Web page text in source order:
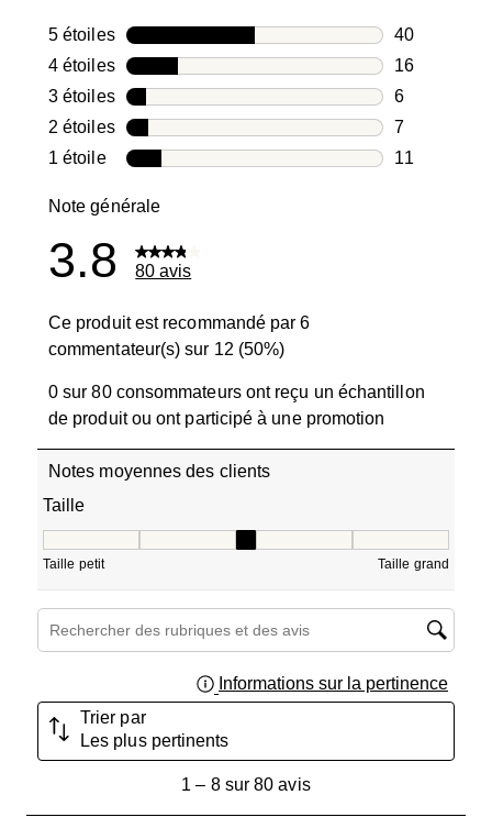
5 étoilesétoiles
40
40 avis
4 étoilesétoiles
16
16 avis
3 étoilesétoiles
6
6 avis avec
2 étoilesétoiles
7
7 avis avec
1 étoileétoiles
11
Note générale
3.8 80 avis
Ce produit est recommandé par 6
commentateur(s) sur 12 (50%)
0 sur 80 consommateurs ont reçu un échantillon
de produit ou ont participé à une promotion
Notes moyennes des clients
Taille
Taille petit Taille grand
Zone de recherche de sujet et d'avis
Informations sur la pertinence
Trier par
Les plus pertinents
1 – 8 sur 80 avis